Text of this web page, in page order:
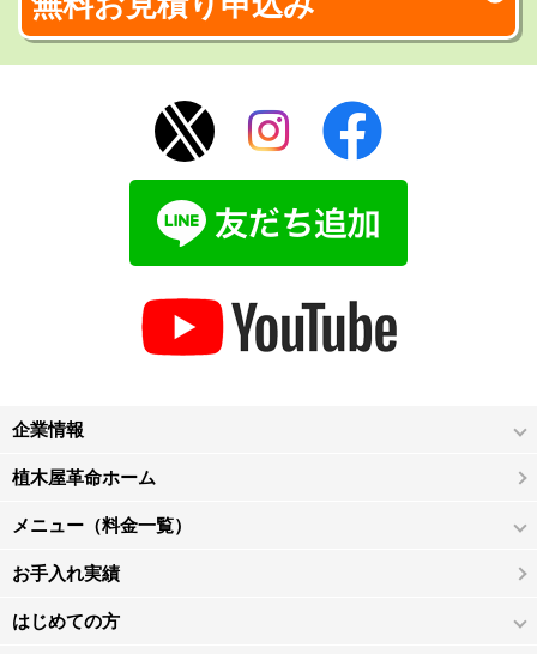
企業情報
植木屋革命ホーム
メニュー（料金一覧）
お手入れ実績
はじめての方